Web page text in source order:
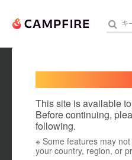
人
This site is available
Before continuing,
following.
※ Some features may
your country, region, or